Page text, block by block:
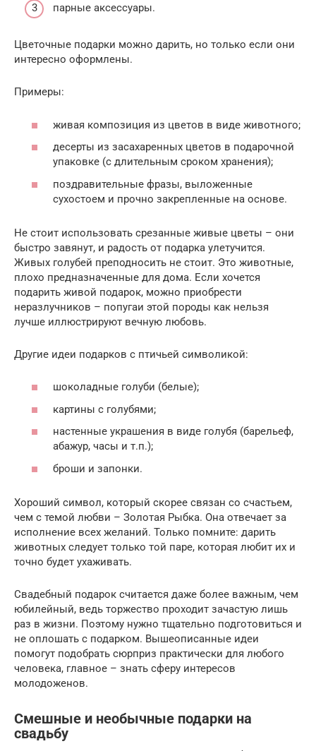
парные аксессуары.
Цветочные подарки можно дарить, но только если они
интересно оформлены.
Примеры:
живая композиция из цветов в виде животного;
десерты из засахаренных цветов в подарочной
упаковке (с длительным сроком хранения);
поздравительные фразы, выложенные
сухостоем и прочно закрепленные на основе.
Не стоит использовать срезанные живые цветы – они
быстро завянут, и радость от подарка улетучится.
Живых голубей преподносить не стоит. Это животные,
плохо предназначенные для дома. Если хочется
подарить живой подарок, можно приобрести
неразлучников – попугаи этой породы как нельзя
лучше иллюстрируют вечную любовь.
Другие идеи подарков с птичьей символикой:
шоколадные голуби (белые);
картины с голубями;
настенные украшения в виде голубя (барельеф,
абажур, часы и т.п.);
броши и запонки.
Хороший символ, который скорее связан со счастьем,
чем с темой любви – Золотая Рыбка. Она отвечает за
исполнение всех желаний. Только помните: дарить
животных следует только той паре, которая любит их и
точно будет ухаживать.
Свадебный подарок считается даже более важным, чем
юбилейный, ведь торжество проходит зачастую лишь
раз в жизни. Поэтому нужно тщательно подготовиться и
не оплошать с подарком. Вышеописанные идеи
помогут подобрать сюрприз практически для любого
человека, главное – знать сферу интересов
молодоженов.
Смешные и необычные подарки на
свадьбу